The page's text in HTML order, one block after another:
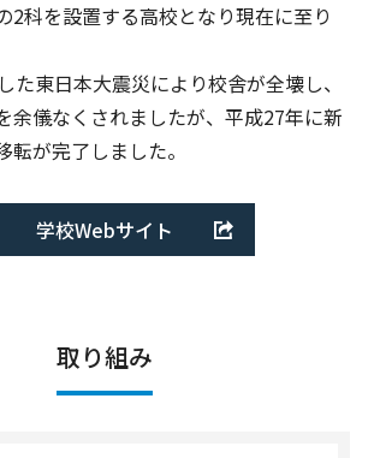
2科を設置する高校となり現在に至り
た東日本大震災により校舎が全壊し、
余儀なくされましたが、平成27年に新
が完了しました。
学校Webサイト
取り組み